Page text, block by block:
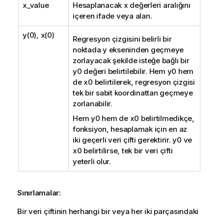
x_value Hesaplanacak x değerleri aralığını
içeren ifade veya alan.
y(0), x(0)
Regresyon çizgisini belirli bir
noktada y ekseninden geçmeye
zorlayacak şekilde isteğe bağlı bir
y0 değeri belirtilebilir. Hem y0 hem
de x0 belirtilerek, regresyon çizgisi
tek bir sabit koordinattan geçmeye
zorlanabilir.
Hem y0 hem de x0 belirtilmedikçe,
fonksiyon, hesaplamak için en az
iki geçerli veri çifti gerektirir.y0 ve
x0 belirtilirse, tek bir veri çifti
yeterli olur.
Sınırlamalar:
Bir veri çiftinin herhangi bir veya her iki parçasındaki